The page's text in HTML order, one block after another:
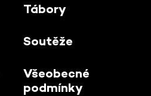
Tábory
Soutěže
Všeobecné
podmínky